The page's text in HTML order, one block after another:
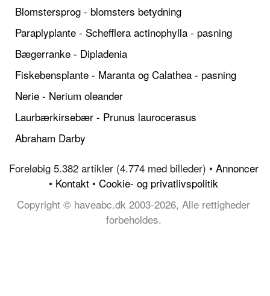
Blomstersprog - blomsters betydning
Paraplyplante - Schefflera actinophylla - pasning
Bægerranke - Dipladenia
Fiskebensplante - Maranta og Calathea - pasning
Nerie - Nerium oleander
Laurbærkirsebær - Prunus laurocerasus
Abraham Darby
Foreløbig 5.382 artikler (4.774 med billeder) • Annoncer
• Kontakt • Cookie- og privatlivspolitik
Copyright © haveabc.dk 2003-2026, Alle rettigheder
forbeholdes.